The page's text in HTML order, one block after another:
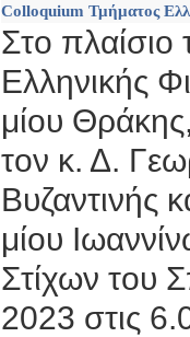
Colloquium Τμήματος
Στο
Ελληνικής
μίου
τον κ. Δ.
Βυζαντινής
μίου
Στίχων του
2023 στις